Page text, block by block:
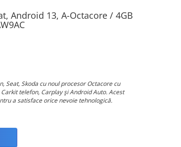
Android 13, A-Octacore / 4GB
Seat, Skoda cu noul procesor Octacore cu
telefon, Carplay şi Android Auto. Acest
a satisface orice nevoie tehnologică.